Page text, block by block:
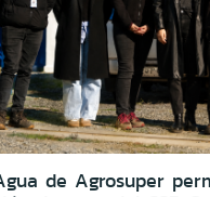
de Agrosuper